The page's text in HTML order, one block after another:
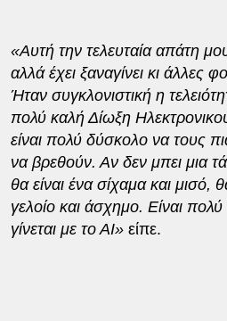
«Αυτή την τελευταία απάτη
αλλά έχει ξαναγίνει κι άλλες
Ήταν συγκλονιστική η
πολύ καλή Δίωξη
είναι πολύ δύσκολο να τους
να βρεθούν. Αν δεν μπει μια
θα είναι ένα σίχαμα και μισό,
γελοίο και άσχημο. Είναι
γίνεται με το ΑΙ» είπε.